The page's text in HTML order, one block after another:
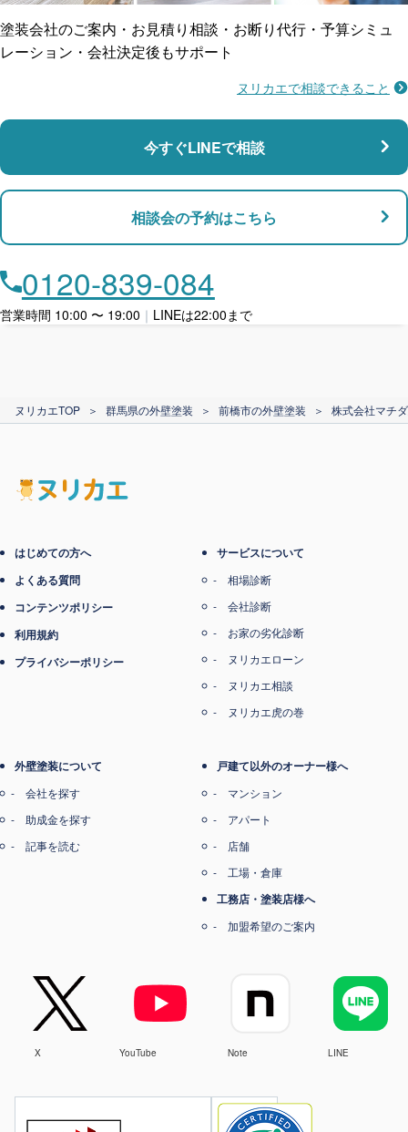
支払い対応
ローン利用
カード支払い
マンション・アパート対応
店舗・事務所対応
塗装会社のご案内・お見積り相談・お断り代行・予算シミュ
レーション・会社決定後もサポート
ヌリカエで相談できること
今すぐLINEで相談
相談会の予約はこちら
0120-839-084
営業時間 10:00 〜 19:00 ｜ LINEは22:00まで
ヌリカエTOP ＞ 群馬県の外壁塗装 ＞ 前橋市の外壁塗装 ＞ 株式会社マチ
はじめての方へ
よくある質問
コンテンツポリシー
利用規約
プライバシーポリシー
サービスについて
相場診断
会社診断
お家の劣化診断
ヌリカエローン
ヌリカエ相談
ヌリカエ虎の巻
外壁塗装について
会社を探す
助成金を探す
記事を読む
戸建て以外のオーナー様へ
マンション
アパート
店舗
工場・倉庫
工務店・塗装店様へ
加盟希望のご案内
X YouTube Note LINE